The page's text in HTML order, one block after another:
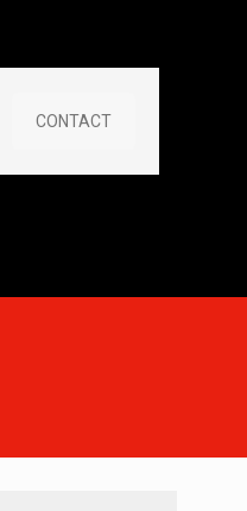
CONTACT